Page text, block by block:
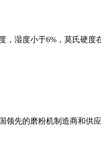
湿度小于6%，莫氏硬
先的磨粉机制造商和